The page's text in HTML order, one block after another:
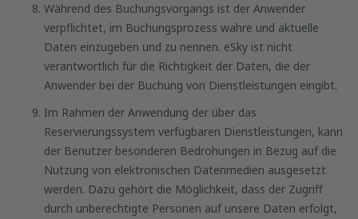
Während des Buchungsvorgangs ist der Anwender
verpflichtet, im Buchungsprozess wahre und aktuelle
Daten einzugeben und zu nennen. eSky ist nicht
verantwortlich für die Richtigkeit der Daten, die der
Anwender bei der Buchung von Dienstleistungen eingibt.
Im Rahmen der Anwendung der über das
Reservierungssystem verfügbaren Dienstleistungen, kann
der Benutzer besonderen Bedrohungen in Bezug auf die
Nutzung von elektronischen Datenmedien ausgesetzt
werden. Dazu gehört die Möglichkeit, dass der Zugriff
durch unberechtigte Personen auf unsere Daten erfolgt,